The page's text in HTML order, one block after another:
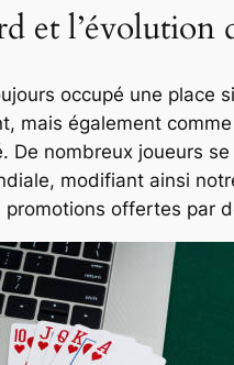
et
occupé une place
mais également
De nombreux joueurs
modifiant ainsi
offertes par